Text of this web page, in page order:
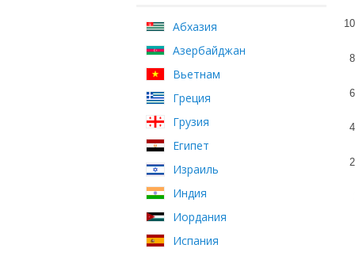
Абхазия
Азербайджан
Вьетнам
Греция
Грузия
Египет
Израиль
Индия
Иордания
Испания